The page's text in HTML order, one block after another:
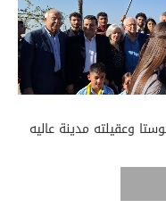
وعقيلته مدينة عاليه